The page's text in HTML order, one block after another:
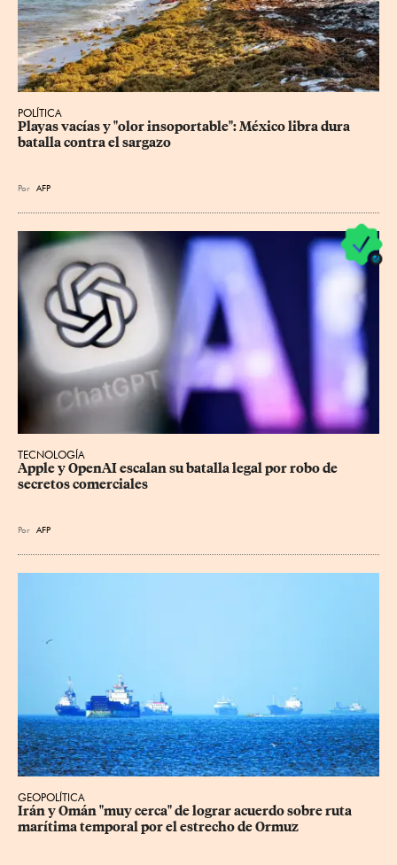
POLÍTICA
Playas vacías y "olor insoportable": México libra dura
batalla contra el sargazo
Por AFP
TECNOLOGÍA
Apple y OpenAI escalan su batalla legal por robo de
secretos comerciales
Por AFP
GEOPOLÍTICA
Irán y Omán "muy cerca" de lograr acuerdo sobre ruta
marítima temporal por el estrecho de Ormuz